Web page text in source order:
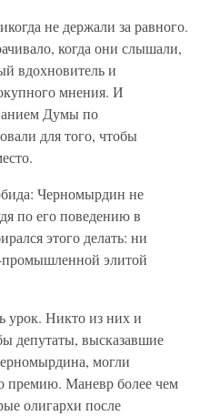
не держали за равного.
когда они слышали,
вдохновитель и
мнения. И
Думы по
для того, чтобы
Черномырдин не
по его поведению в
этого делать: ни
промышленной элитой
урок. Никто из них и
депутаты, высказавшие
могли
премию. Маневр более чем
олигархи после